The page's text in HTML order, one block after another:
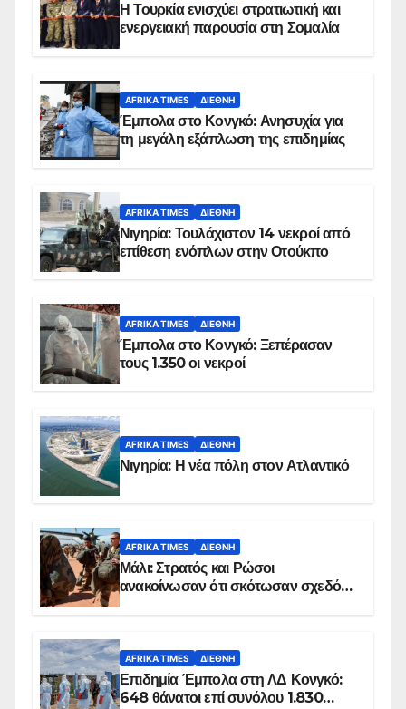
Η Τουρκία ενισχύει στρατιωτική και
ενεργειακή παρουσία στη Σομαλία
AFRIKA TIMES ΔΙΕΘΝΉ
Έμπολα στο Κονγκό: Ανησυχία για
τη μεγάλη εξάπλωση της επιδημίας
AFRIKA TIMES ΔΙΕΘΝΉ
Νιγηρία: Τουλάχιστον 14 νεκροί από
επίθεση ενόπλων στην Οτούκπο
AFRIKA TIMES ΔΙΕΘΝΉ
Έμπολα στο Κονγκό: Ξεπέρασαν
τους 1.350 οι νεκροί
AFRIKA TIMES ΔΙΕΘΝΉ
Νιγηρία: Η νέα πόλη στον Ατλαντικό
AFRIKA TIMES ΔΙΕΘΝΉ
Μάλι: Στρατός και Ρώσοι
ανακοίνωσαν ότι σκότωσαν σχεδόν
AFRIKA TIMES ΔΙΕΘΝΉ
Επιδημία Έμπολα στη ΛΔ Κονγκό:
648 θάνατοι επί συνόλου 1.830